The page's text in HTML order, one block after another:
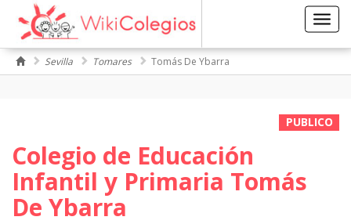
Sevilla Tomares Tomás De Ybarra
PUBLICO
Colegio de Educación
Infantil y Primaria Tomás
De Ybarra